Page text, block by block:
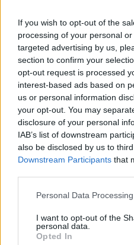
If you wish to opt-out of the
processing of your personal
targeted advertising by us,
section to confirm your
opt-out request is processed
interest-based ads based on
us or personal information
your opt-out. You may
disclosure of your personal
IAB’s list of downstream
also be disclosed by us to
Downstream Participants that
Please note that this website/
not limited to your visit or
grant or deny consent to
use your data for below
Personal Data
I want to opt-out of the
personal data.
Opted In
La storia diCoyote Vs.
binomio tra intervento di
coinvolgimento attivo
ribaltare decisioni
major. Grazie
Entertainmente al
finanziario diLegion M,
sparire ora è pronto a
AUTORE